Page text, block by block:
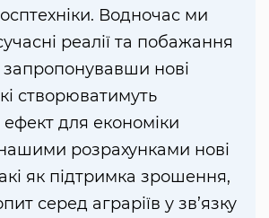
Водночас ми
реалії та побажання
запропонувавши нові
створюватимуть
для економіки
розрахунками нові
як підтримка зрошення,
серед аграріїв у зв’язку